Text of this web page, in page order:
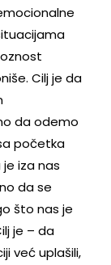
Cilj je da
da odemo
početka
iza nas
da se
što nas je
je – da
već uplašili,